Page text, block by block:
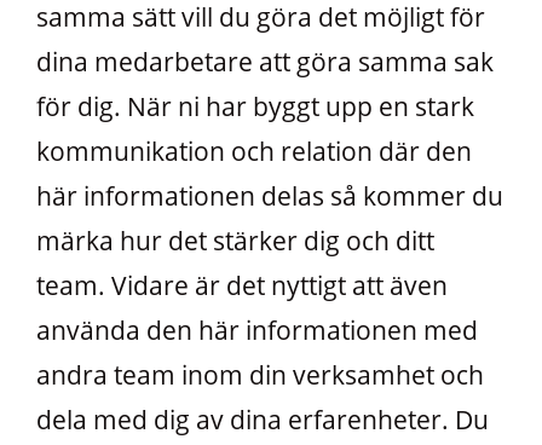
samma sätt vill du göra det möjligt för
dina medarbetare att göra samma sak
för dig. När ni har byggt upp en stark
kommunikation och relation där den
här informationen delas så kommer du
märka hur det stärker dig och ditt
team. Vidare är det nyttigt att även
använda den här informationen med
andra team inom din verksamhet och
dela med dig av dina erfarenheter. Du